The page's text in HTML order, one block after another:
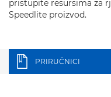
pristupite resursima za
Speedlite proizvod.
PRIRUČNICI